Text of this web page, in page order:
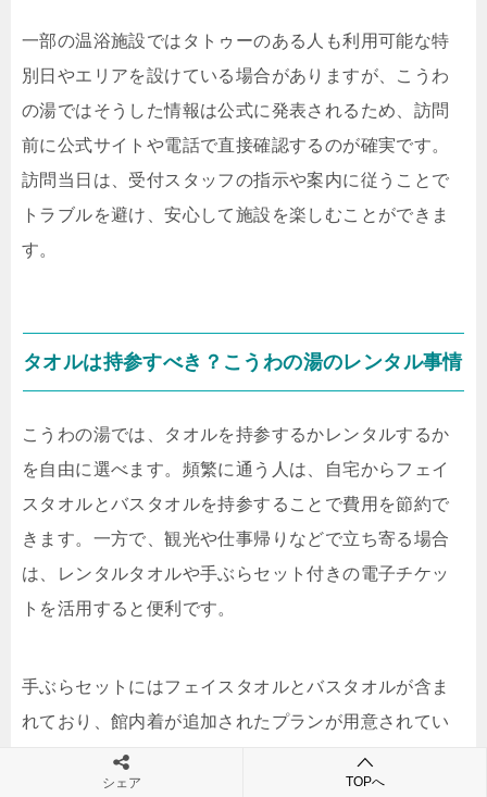
一部の温浴施設ではタトゥーのある人も利用可能な特
別日やエリアを設けている場合がありますが、こうわ
の湯ではそうした情報は公式に発表されるため、訪問
前に公式サイトや電話で直接確認するのが確実です。
訪問当日は、受付スタッフの指示や案内に従うことで
トラブルを避け、安心して施設を楽しむことができま
す。
タオルは持参すべき？こうわの湯のレンタル事情
こうわの湯では、タオルを持参するかレンタルするか
を自由に選べます。頻繁に通う人は、自宅からフェイ
スタオルとバスタオルを持参することで費用を節約で
きます。一方で、観光や仕事帰りなどで立ち寄る場合
は、レンタルタオルや手ぶらセット付きの電子チケッ
トを活用すると便利です。
手ぶらセットにはフェイスタオルとバスタオルが含ま
れており、館内着が追加されたプランが用意されてい
る場合もあります。これにより、重い荷物を持ち歩く
必要がなくなり、身軽に入館できます。料金はセット
シェア TOPへ